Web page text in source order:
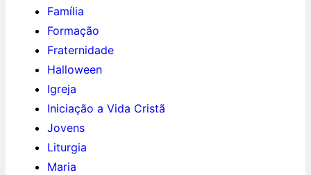
Família
Formação
Fraternidade
Halloween
Igreja
Iniciação a Vida Cristã
Jovens
Liturgia
Maria